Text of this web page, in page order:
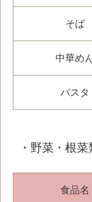
そば
中華め
パスタ
・野菜・根
食品名